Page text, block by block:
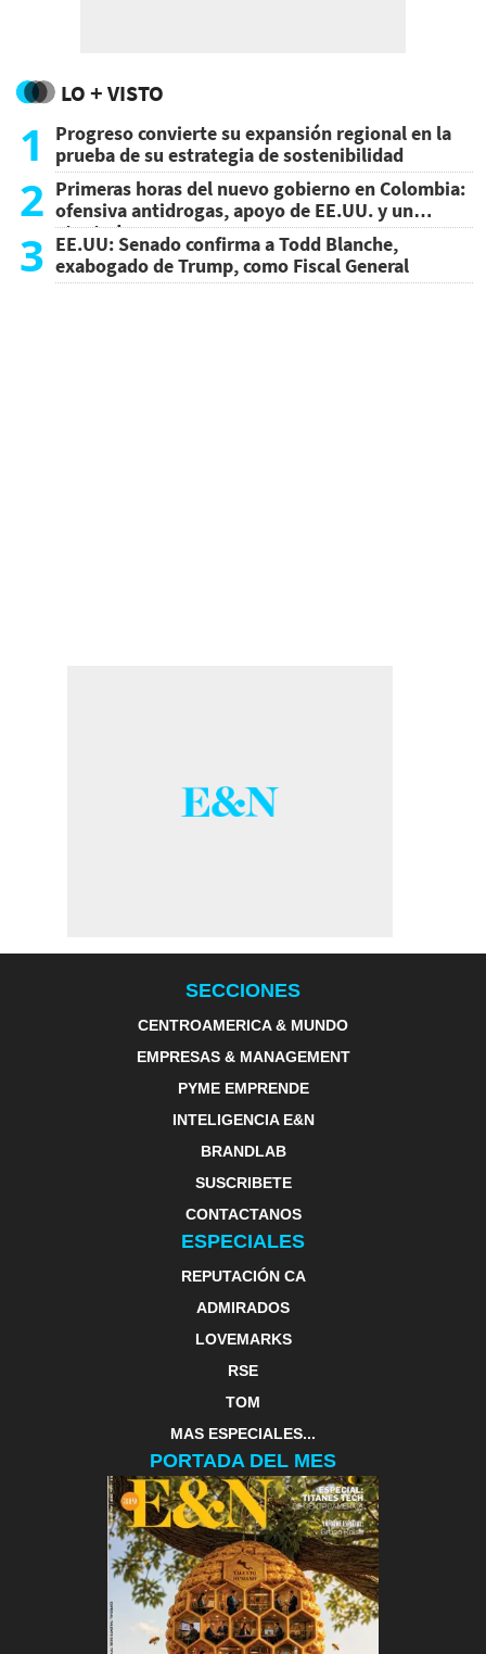
LO + VISTO
1
Progreso convierte su expansión regional en la
prueba de su estrategia de sostenibilidad
2 Primeras horas del nuevo gobierno en Colombia:
ofensiva antidrogas, apoyo de EE.UU. y un
atentado
3 EE.UU: Senado confirma a Todd Blanche,
exabogado de Trump, como Fiscal General
SECCIONES
CENTROAMERICA & MUNDO
EMPRESAS & MANAGEMENT
PYME EMPRENDE
INTELIGENCIA E&N
BRANDLAB
SUSCRIBETE
CONTACTANOS
ESPECIALES
REPUTACIÓN CA
ADMIRADOS
LOVEMARKS
RSE
TOM
MAS ESPECIALES...
PORTADA DEL MES